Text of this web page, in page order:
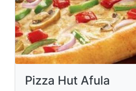
Pizza Hut Afula